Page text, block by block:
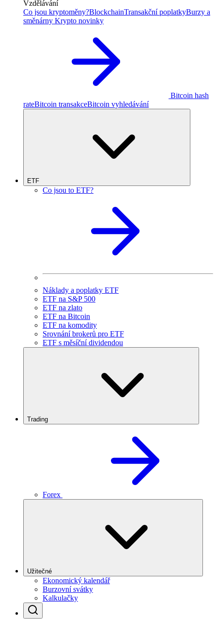
Vzdělávání
Co jsou kryptoměny?BlockchainTransakční poplatkyBurzy a
směnárny Krypto novinky
Bitcoin hash
rateBitcoin transakceBitcoin vyhledávání
ETF
Co jsou to ETF?
Náklady a poplatky ETF
ETF na S&P 500
ETF na zlato
ETF na Bitcoin
ETF na komodity
Srovnání brokerů pro ETF
ETF s měsíční dividendou
Trading
Forex
Užitečné
Ekonomický kalendář
Burzovní svátky
Kalkulačky